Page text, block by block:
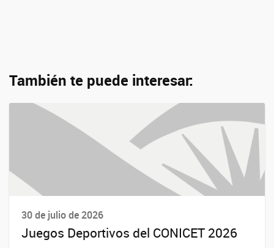
También te puede interesar:
30 de julio de 2026
Juegos Deportivos del CONICET 2026